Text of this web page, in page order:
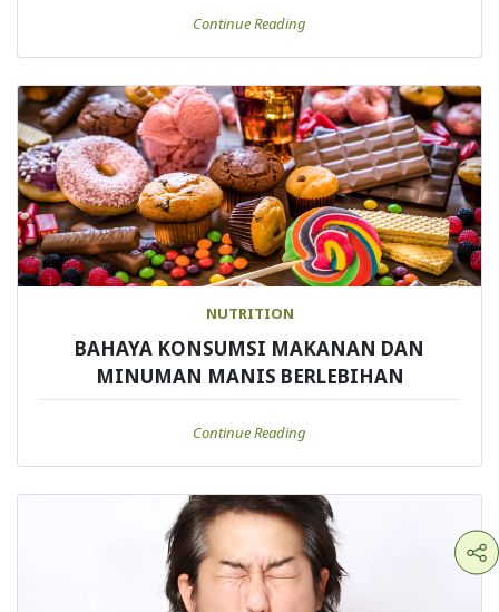
Continue Reading
NUTRITION
BAHAYA KONSUMSI MAKANAN DAN
MINUMAN MANIS BERLEBIHAN
Continue Reading